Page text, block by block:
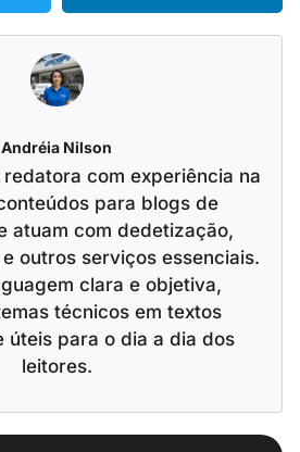
Andréia Nilson
com experiência na
para blogs de
atuam com dedetização,
outros serviços essenciais.
clara e objetiva,
técnicos em textos
úteis para o dia a dia dos
leitores.